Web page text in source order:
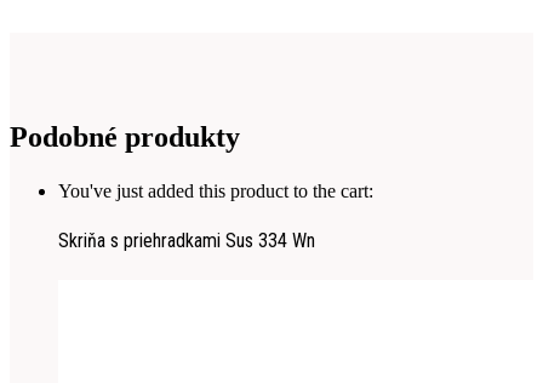
Podobné produkty
You've just added this product to the cart:
Skriňa s priehradkami Sus 334 Wn